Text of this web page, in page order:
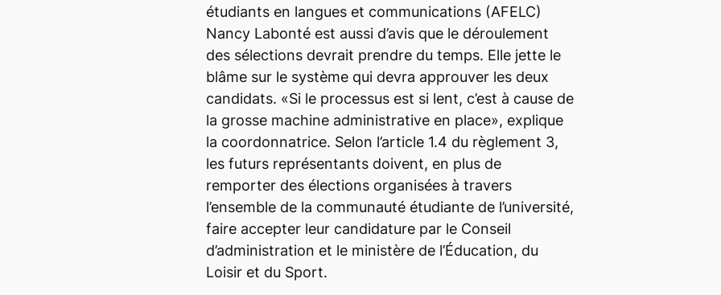
étudiants en langues et communications (AFELC)
Nancy Labonté est aussi d’avis que le déroulement
des sélections devrait prendre du temps. Elle jette le
blâme sur le système qui devra approuver les deux
candidats. «Si le processus est si lent, c’est à cause de
la grosse machine administrative en place», explique
la coordonnatrice. Selon l’article 1.4 du règlement 3,
les futurs représentants doivent, en plus de
remporter des élections organisées à travers
l’ensemble de la communauté étudiante de l’université,
faire accepter leur candidature par le Conseil
d’administration et le ministère de l’Éducation, du
Loisir et du Sport.